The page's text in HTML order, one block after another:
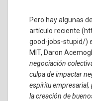
Pero hay algunas
artículo reciente
good-jobs-stupid/)
MIT, Daron
negociación
culpa de impactar
espíritu
la creación de